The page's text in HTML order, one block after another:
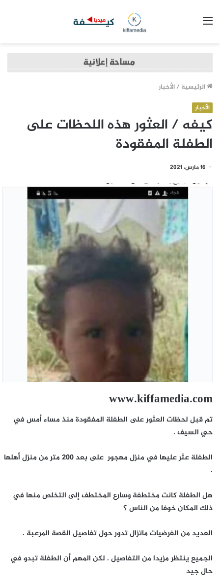
الرئيسية /الأخبار
الأخبار
كيفه / العثور هذه اللحظات على
الطفلة المفقودة
16 مارس، 2021
www.kiffamedia.com
تم قبل لحظات العثور على الطفلة المفقودة منذ مساء أمس في
حي السيف .
الطفلة عثر عليها في منزل مهجور على بعد 200 متر من منزل أهلها
.
هل الطفلة كانت مختطفة وسارع المختطف إلى التخلص منها في
ذلك المكان خوفا من الناس ؟
العديد من الفرضيات ماتزال تدور حول تفاصيل القصة المرعبة .
الجميع ينتظر مزيدا من التفاصيل . لكن المهم أن الطفلة تبدو في
حال جيد